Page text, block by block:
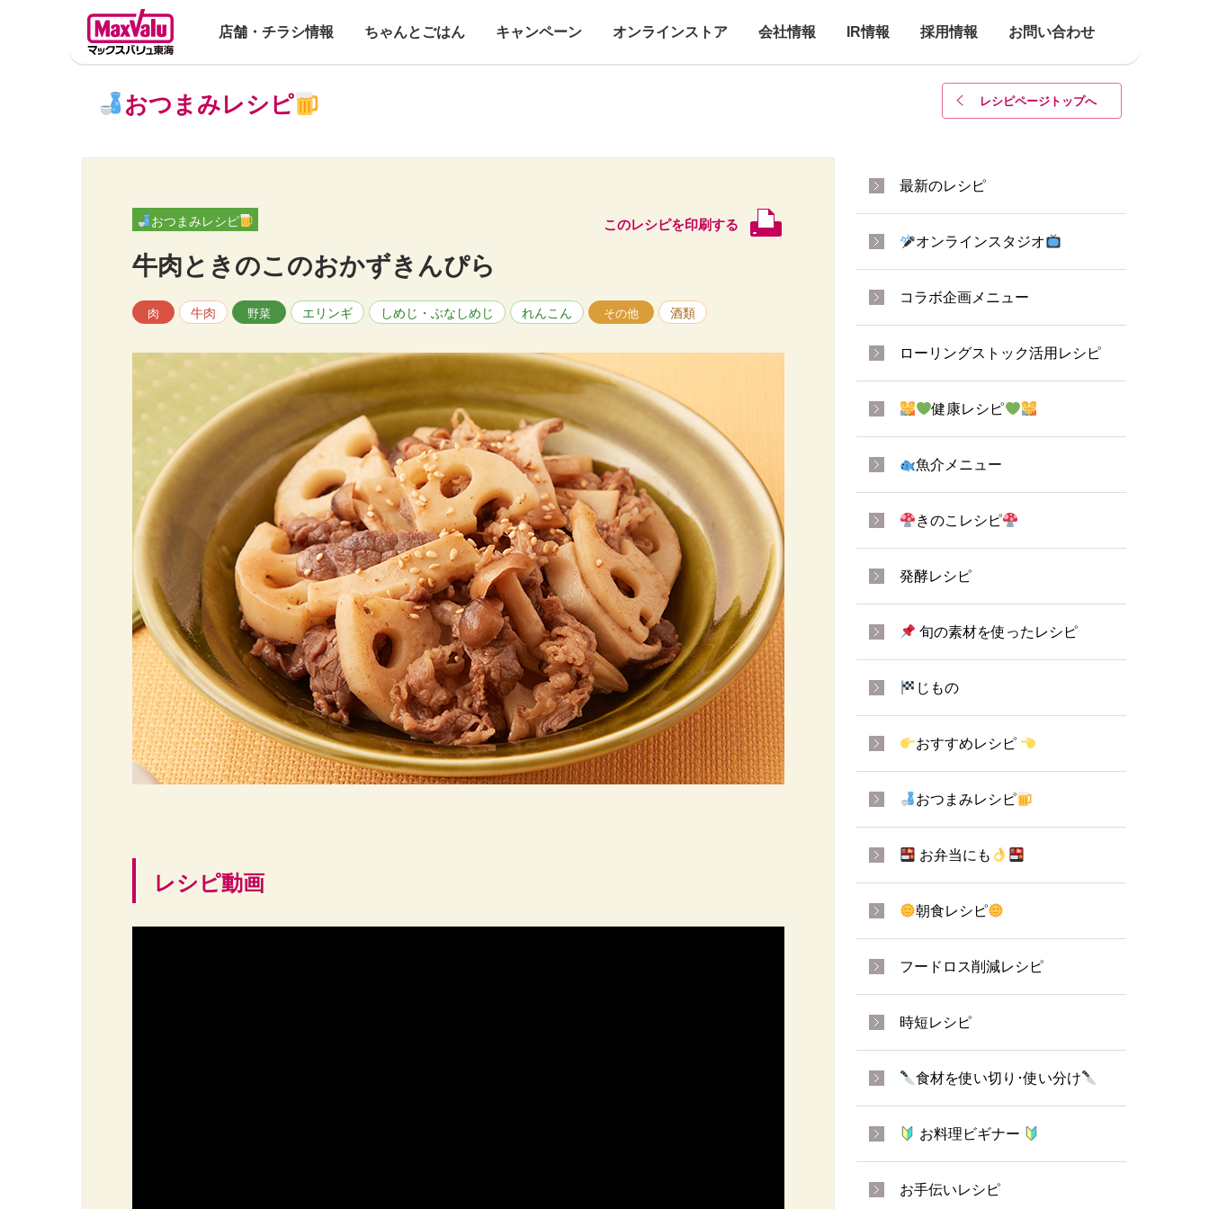
店舗・チラシ情報 ちゃんとごはん キャンペーン オンラインストア 会社情報 IR情報 採用情報 お問い合わせ
レシピページトップへ
おつまみレシピ
おつまみレシピ このレシピを印刷する
牛肉ときのこのおかずきんぴら
肉 牛肉 野菜 エリンギ しめじ・ぶなしめじ れんこん その他 酒類
レシピ動画
最新のレシピ
オンラインスタジオ
コラボ企画メニュー
ローリングストック活用レシピ
健康レシピ
魚介メニュー
きのこレシピ
発酵レシピ
旬の素材を使ったレシピ
じもの
おすすめレシピ
おつまみレシピ
お弁当にも
朝食レシピ
フードロス削減レシピ
時短レシピ
食材を使い切り･使い分け
お料理ビギナー
お手伝いレシピ